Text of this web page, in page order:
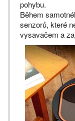
pohybu.
Během
senzorů, které
vysavačem a